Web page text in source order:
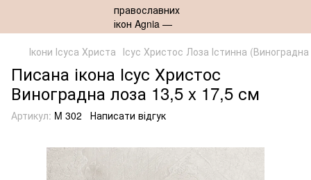
Ікони Ісуса Христа Ісус Христос Лоза Істинна
Писана ікона Ісус Христос
Виноградна лоза 13,5 x 17,5 см
Артикул: M 302 Написати відгук